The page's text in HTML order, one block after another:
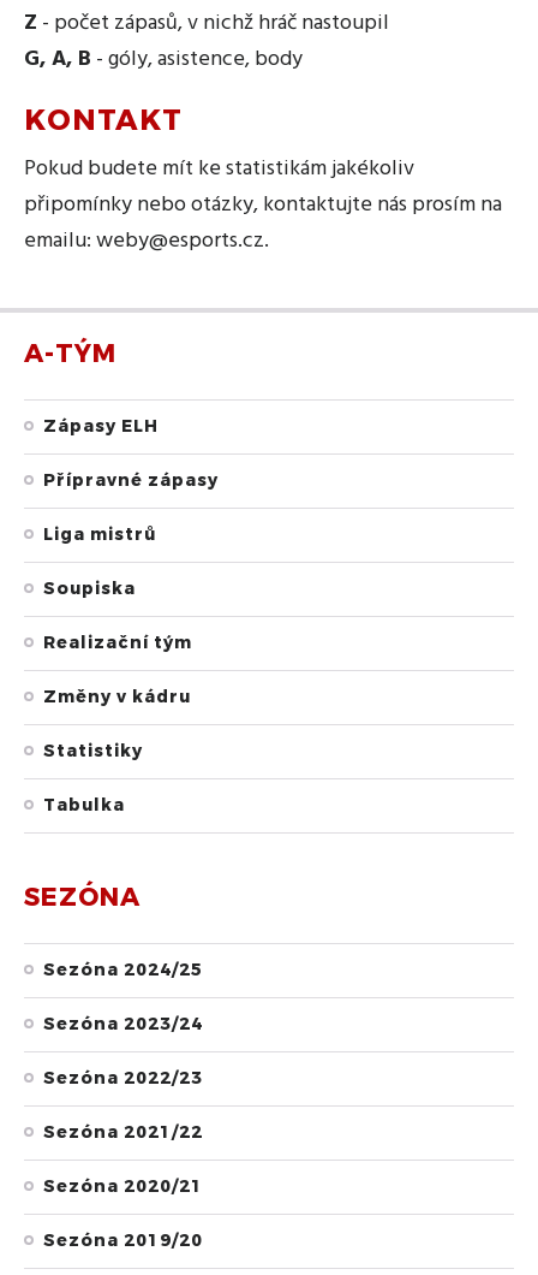
Z - počet zápasů, v nichž hráč nastoupil
G, A, B - góly, asistence, body
KONTAKT
Pokud budete mít ke statistikám jakékoliv
připomínky nebo otázky, kontaktujte nás prosím na
emailu:weby@esports.cz.
A-TÝM
Zápasy ELH
Přípravné zápasy
Liga mistrů
Soupiska
Realizační tým
Změny v kádru
Statistiky
Tabulka
SEZÓNA
Sezóna 2024/25
Sezóna 2023/24
Sezóna 2022/23
Sezóna 2021/22
Sezóna 2020/21
Sezóna 2019/20